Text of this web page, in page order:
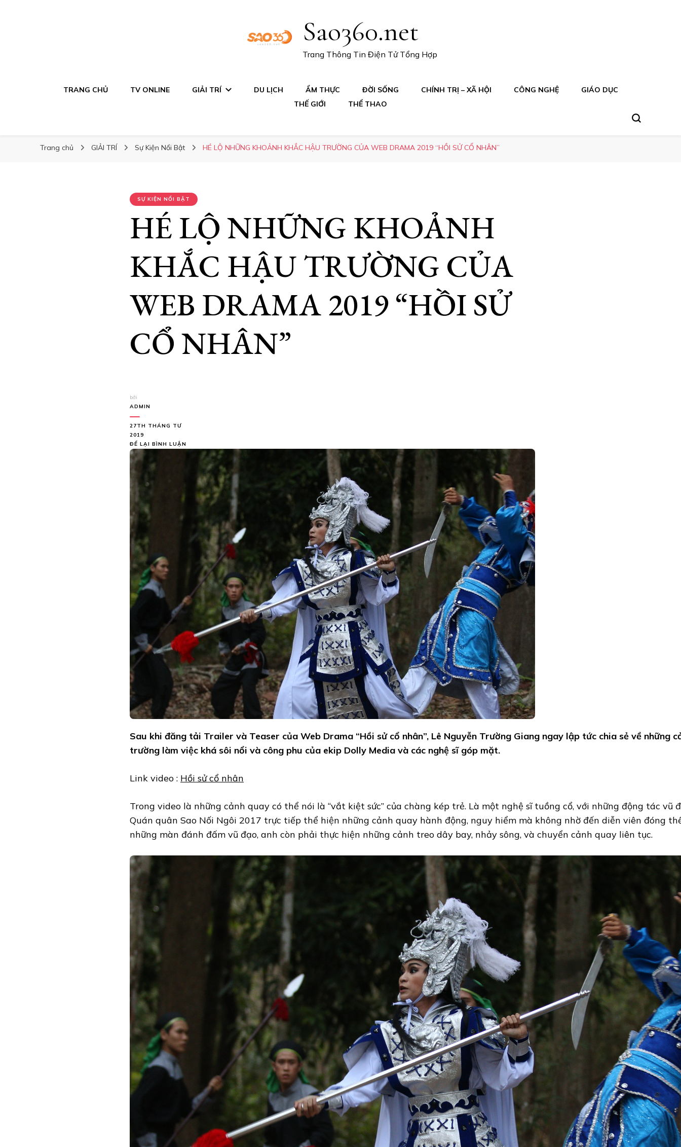
Sao360.net
Trang Thông Tin Điện Tử Tổng Hợp
TRANG CHỦ TV ONLINE GIẢI TRÍ DU LỊCH ẨM THỰC ĐỜI SỐNG CHÍNH TRỊ – XÃ HỘI CÔNG NGHỆ
GIÁO DỤC
THẾ GIỚI
THỂ THAO
Trang chủ GIẢI TRÍ Sự Kiện Nổi Bật HÉ LỘ NHỮNG KHOẢNH KHẮC HẬU TRƯỜNG CỦA WEB DRAMA 2019 “HỒI SỬ CỔ NHÂN”
SỰ KIỆN NỔI BẬT
HÉ LỘ NHỮNG KHOẢNH
KHẮC HẬU TRƯỜNG CỦA
WEB DRAMA 2019 “HỒI SỬ
CỔ NHÂN”
bởi
ADMIN
27TH THÁNG TƯ
2019
ĐỂ LẠI BÌNH LUẬN
NHỮNG
KHOẢNH
KHẮC
HẬU
TRƯỜNG
DRAMA
NHÂN”
Sau khi đăng tải Trailer và Teaser của Web Drama “Hồi sử cổ nhân”, Lê Nguyễn Trường Giang ngay lập tức chia sẻ về những
trường làm việc khá sôi nổi và công phu của ekip Dolly Media và các nghệ sĩ góp mặt.
Link video : Hồi sử cổ nhân
Trong video là những cảnh quay có thể nói là “vắt kiệt sức” của chàng kép trẻ. Là một nghệ sĩ tuồng cổ, với những động tác vũ
Quán quân Sao Nối Ngôi 2017 trực tiếp thể hiện những cảnh quay hành động, nguy hiểm mà không nhờ đến diễn viên đóng
những màn đánh đấm vũ đạo, anh còn phải thực hiện những cảnh treo dây bay, nhảy sông, và chuyển cảnh quay liên tục.